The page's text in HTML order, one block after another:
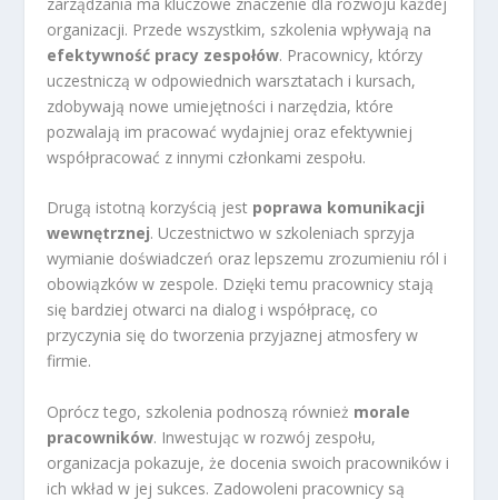
organizacji. Przede wszystkim, szkolenia wpływają na
efektywność pracy zespołów. Pracownicy, którzy
uczestniczą w odpowiednich warsztatach i kursach,
zdobywają nowe umiejętności i narzędzia, które
pozwalają im pracować wydajniej oraz efektywniej
współpracować z innymi członkami zespołu.
Drugą istotną korzyścią jest poprawa komunikacji
wewnętrznej. Uczestnictwo w szkoleniach sprzyja
wymianie doświadczeń oraz lepszemu zrozumieniu ról i
obowiązków w zespole. Dzięki temu pracownicy stają
się bardziej otwarci na dialog i współpracę, co
przyczynia się do tworzenia przyjaznej atmosfery w
firmie.
Oprócz tego, szkolenia podnoszą również morale
pracowników. Inwestując w rozwój zespołu,
organizacja pokazuje, że docenia swoich pracowników i
ich wkład w jej sukces. Zadowoleni pracownicy są